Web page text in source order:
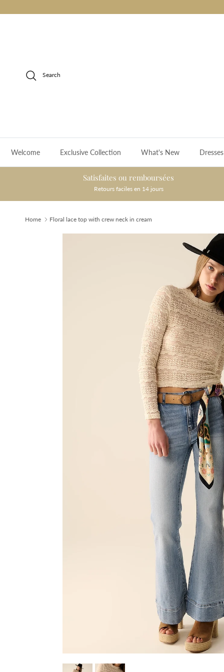
Search
Welcome Exclusive Collection What's New Dresses
Satisfaites ou remboursées
Retours faciles en 14 jours
Home Floral lace top with crew neck in cream